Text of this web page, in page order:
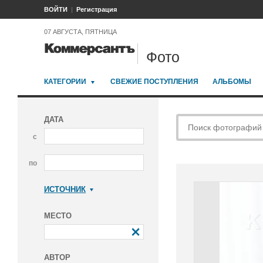
ВОЙТИ Регистрация
07 АВГУСТА, ПЯТНИЦА
Фото
КАТЕГОРИИ СВЕЖИЕ ПОСТУПЛЕНИЯ АЛЬБОМЫ
ДАТА
с
по
ИСТОЧНИК
МЕСТО
АВТОР